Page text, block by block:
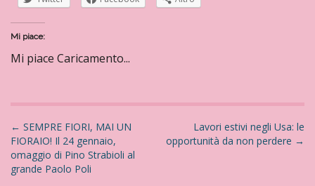
Mi piace:
Mi piace Caricamento...
N
a
v
← SEMPRE FIORI, MAI UN
FIORAIO! Il 24 gennaio,
omaggio di Pino Strabioli al
grande Paolo Poli
Lavori estivi negli Usa: le
opportunità da non perdere →